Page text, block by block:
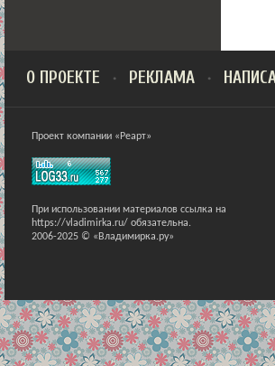
О ПРОЕКТЕ РЕКЛАМА
Проект компании «Реарт»
При использовании материалов ссылка на
https://vladimirka.ru/ обязательна.
2006-2025 © «Владимирка.ру»